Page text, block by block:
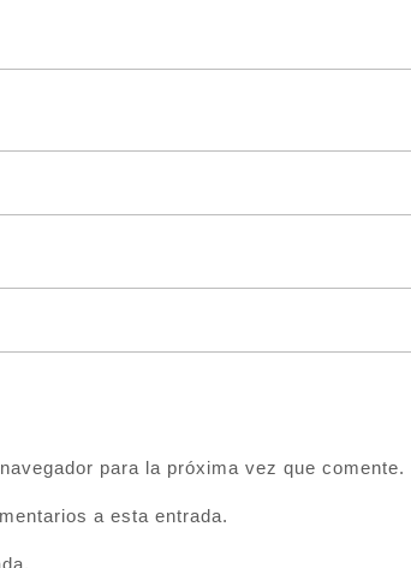
para la próxima vez que comente.
a esta entrada.